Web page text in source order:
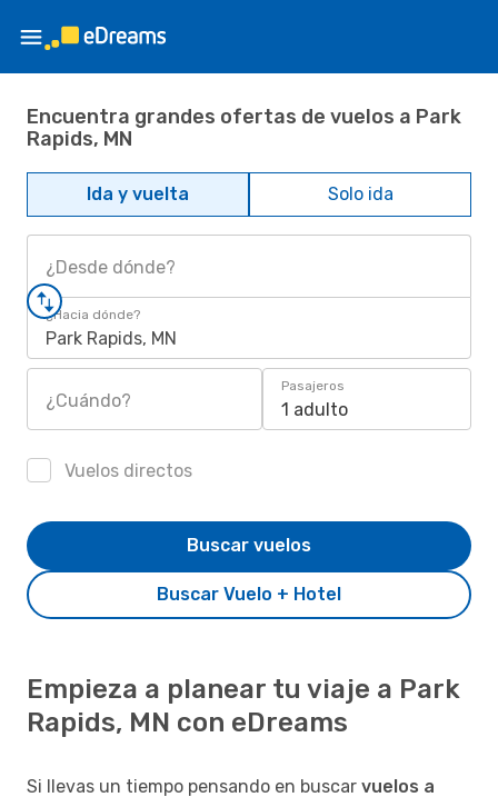
Encuentra grandes ofertas de vuelos a Park
Rapids, MN
Ida y vuelta Solo ida
¿Desde dónde?
¿Hacia dónde?
Park Rapids, MN
¿Cuándo?
Pasajeros
1 adulto
Vuelos directos
Buscar Vuelo + Hotel
Buscar vuelos
Empieza a planear tu viaje a Park
Rapids, MN con eDreams
Si llevas un tiempo pensando en buscar vuelos a